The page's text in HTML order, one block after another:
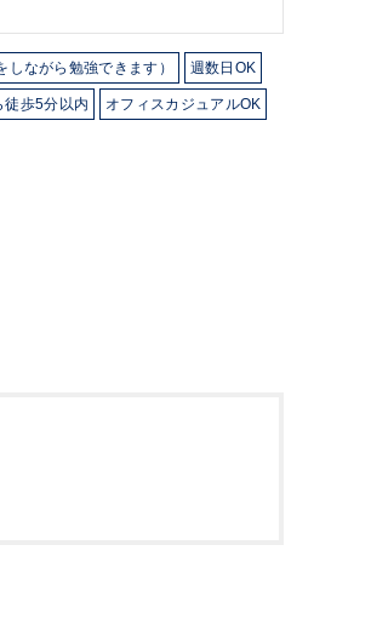
ながら勉強できます） 週数日OK
徒歩5分以内 オフィスカジュアルOK